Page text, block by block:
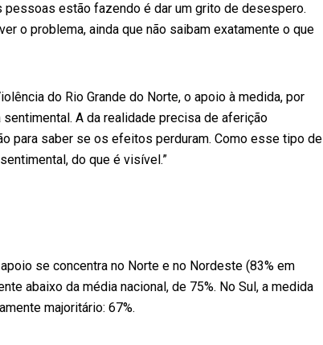
pessoas estão fazendo é dar um grito de desespero.
o problema, ainda que não saibam exatamente o que
do Rio Grande do Norte, o apoio à medida, por
A da realidade precisa de aferição
para saber se os efeitos perduram. Como esse tipo de
do que é visível.”
se concentra no Norte e no Nordeste (83% em
abaixo da média nacional, de 75%. No Sul, a medida
majoritário: 67%.